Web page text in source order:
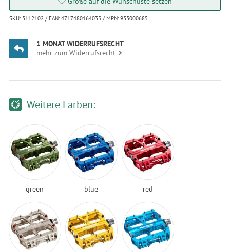
SKU: 3112102 / EAN: 4717480164035 / MPN: 933000685
1 MONAT WIDERRUFSRECHT
mehr zum Widerrufsrecht
Weitere Farben:
green blue red